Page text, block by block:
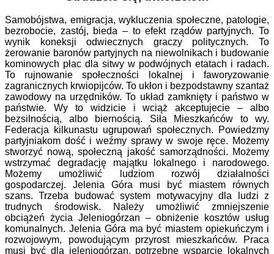
Samobójstwa, emigracja, wykluczenia społeczne, patologie,
bezrobocie, zastój, bieda – to efekt rządów partyjnych. To
wynik koneksji odwiecznych graczy politycznych. To
żerowanie baronów partyjnych na niewolnikach i budowanie
kominowych płac dla sitwy w podwójnych etatach i radach.
To rujnowanie społeczności lokalnej i faworyzowanie
zagranicznych krwiopijców. To ukłon i bezpodstawny szantaż
zawodowy na urzędników. To układ zamknięty i państwo w
państwie. Wy to widzicie i wciąż akceptujecie – albo
bezsilnością, albo biernością. Siła Mieszkańców to wy.
Federacja kilkunastu ugrupowań społecznych. Powiedzmy
partyjniakom dość i weźmy sprawy w swoje ręce. Możemy
stworzyć nową, społeczną jakość samorządności. Możemy
wstrzymać degradację majątku lokalnego i narodowego.
Możemy umożliwić ludziom rozwój działalności
gospodarczej. Jelenia Góra musi być miastem równych
szans. Trzeba budować system motywacyjny dla ludzi z
trudnych środowisk. Należy umożliwić zmniejszenie
obciążeń życia Jeleniogórzan – obniżenie kosztów usług
komunalnych. Jelenia Góra ma być miastem opiekuńczym i
rozwojowym, powodującym przyrost mieszkańców. Praca
musi być dla jeleniogórzan, potrzebne wsparcie lokalnych